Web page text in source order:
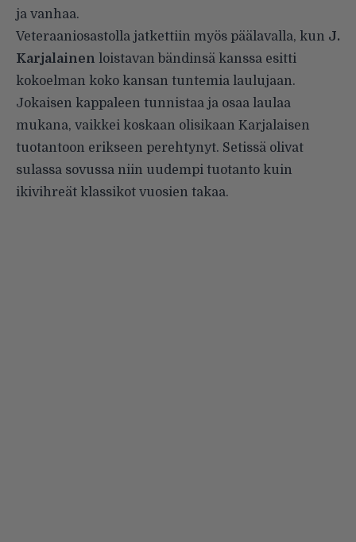
ja vanhaa.
Veteraaniosastolla jatkettiin myös päälavalla, kun J.
Karjalainen loistavan bändinsä kanssa esitti
kokoelman koko kansan tuntemia laulujaan.
Jokaisen kappaleen tunnistaa ja osaa laulaa
mukana, vaikkei koskaan olisikaan Karjalaisen
tuotantoon erikseen perehtynyt. Setissä olivat
sulassa sovussa niin uudempi tuotanto kuin
ikivihreät klassikot vuosien takaa.